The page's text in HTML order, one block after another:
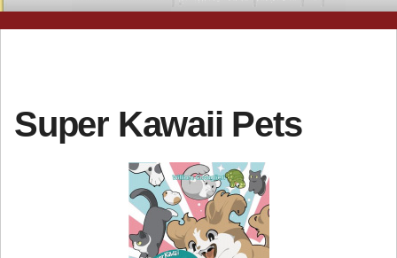
Super Kawaii Pets